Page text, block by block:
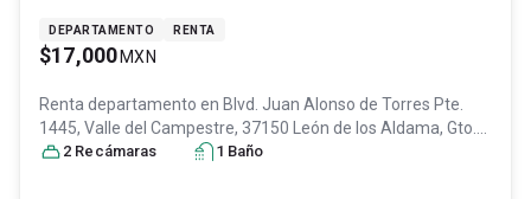
DEPARTAMENTO RENTA
$17,000 MXN
Renta departamento en Blvd. Juan Alonso de Torres Pte.
1445, Valle del Campestre, 37150 León de los Aldama, Gto.
#1445, Col. Valle del Campestre,
2 Recámaras 1 Baño